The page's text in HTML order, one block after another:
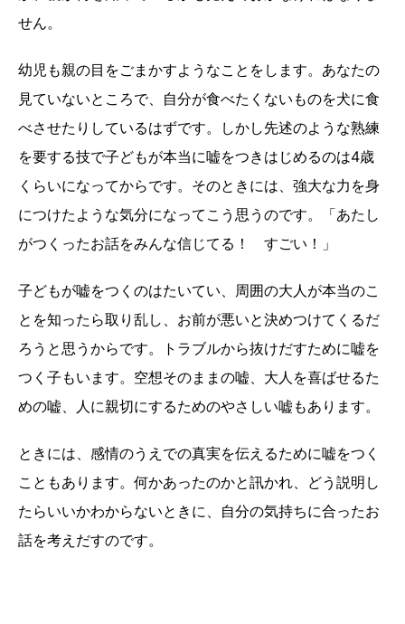
せん。
幼児も親の目をごまかすようなことをします。あなたの
見ていないところで、自分が食べたくないものを犬に食
べさせたりしているはずです。しかし先述のような熟練
を要する技で子どもが本当に嘘をつきはじめるのは4歳
くらいになってからです。そのときには、強大な力を身
につけたような気分になってこう思うのです。「あたし
がつくったお話をみんな信じてる！ すごい！」
子どもが嘘をつくのはたいてい、周囲の大人が本当のこ
とを知ったら取り乱し、お前が悪いと決めつけてくるだ
ろうと思うからです。トラブルから抜けだすために嘘を
つく子もいます。空想そのままの嘘、大人を喜ばせるた
めの嘘、人に親切にするためのやさしい嘘もあります。
ときには、感情のうえでの真実を伝えるために嘘をつく
こともあります。何かあったのかと訊かれ、どう説明し
たらいいかわからないときに、自分の気持ちに合ったお
話を考えだすのです。